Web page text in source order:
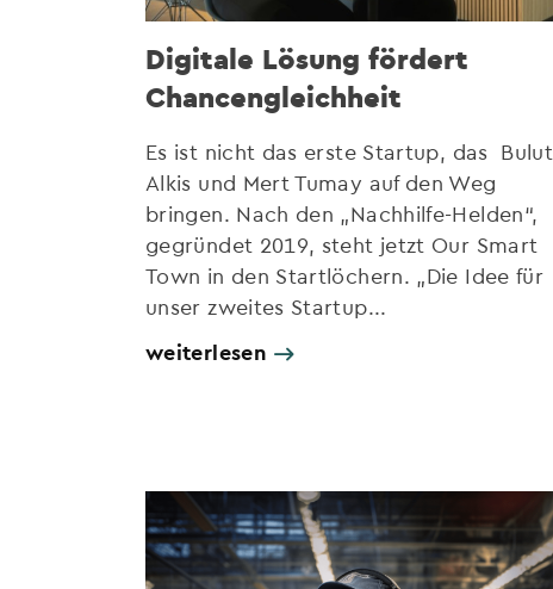
Digitale Lösung fördert
Chancengleichheit
Es ist nicht das erste Startup, das Bulut
Alkis und Mert Tumay auf den Weg
bringen. Nach den „Nachhilfe-Helden“,
gegründet 2019, steht jetzt Our Smart
Town in den Startlöchern. „Die Idee für
unser zweites Startup...
weiterlesen